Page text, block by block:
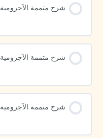
شرح متممة الآجرومية
شرح متممة الآجرومية
شرح متممة الآجرومية